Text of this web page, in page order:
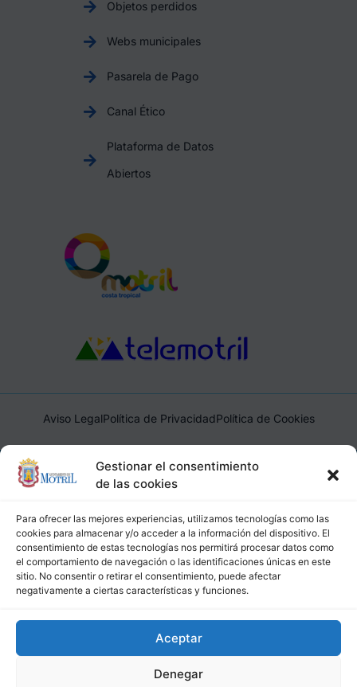
Gestionar el consentimiento
de las cookies
Para ofrecer las mejores experiencias, utilizamos tecnologías como las
cookies para almacenar y/o acceder a la información del dispositivo. El
consentimiento de estas tecnologías nos permitirá procesar datos como
el comportamiento de navegación o las identificaciones únicas en este
sitio. No consentir o retirar el consentimiento, puede afectar
negativamente a ciertas características y funciones.
Aceptar
Denegar
Objetos perdidos
Webs municipales
Pasarela de Pago
Canal Ético
Plataforma de Datos
Abiertos
Aviso LegalPolítica de PrivacidadPolítica de Cookies
Ayuntamiento de Motril, Plaza de España, 1, 18600, Motril,
(Granada), CIF: P1814200J, DIR3: L01181400